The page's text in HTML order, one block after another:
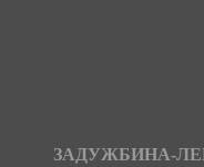
ЗАДУЖБИНА-